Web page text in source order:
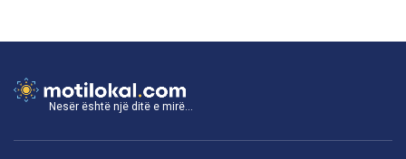
Nesër është një ditë e mirë...